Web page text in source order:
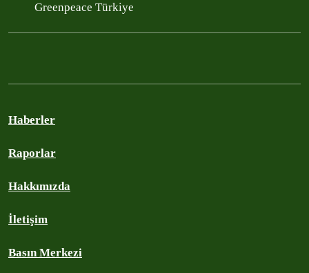
Greenpeace Türkiye
Haberler
Raporlar
Hakkımızda
İletişim
Basın Merkezi